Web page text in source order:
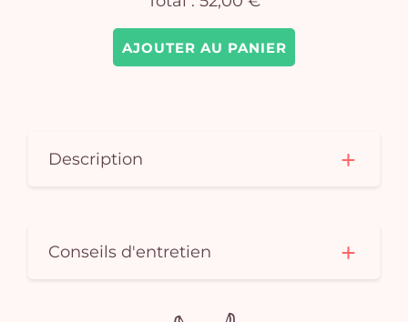
AJOUTER AU PANIER
Description
Conseils d'entretien